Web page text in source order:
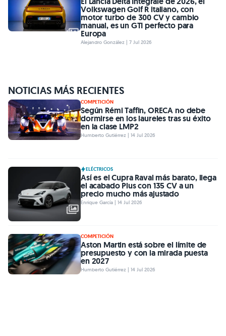
Volkswagen Golf R italiano, con
motor turbo de 300 CV y cambio
manual, es un GTI perfecto para
Europa
Alejandro González | 7 Jul 2026
NOTICIAS MÁS RECIENTES
COMPETICIÓN
Según Rémi Taffin, ORECA no debe
dormirse en los laureles tras su éxito
en la clase LMP2
Humberto Gutiérrez | 14 Jul 2026
ELÉCTRICOS
Así es el Cupra Raval más barato, llega
el acabado Plus con 135 CV a un
precio mucho más ajustado
Enrique García | 14 Jul 2026
COMPETICIÓN
Aston Martin está sobre el límite de
presupuesto y con la mirada puesta
en 2027
Humberto Gutiérrez | 14 Jul 2026